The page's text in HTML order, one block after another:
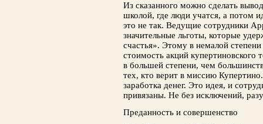
Из сказанного можно сделать
школой, где люди учатся, а потом
это не так. Ведущие сотрудники
значительные льготы, которые
счастья». Этому в немалой
стоимость акций купертиновского
в большей степени, чем
тех, кто верит в миссию
заработка денег. Это идея, и
привязаны. Не без исключений,
Преданность и совершенство